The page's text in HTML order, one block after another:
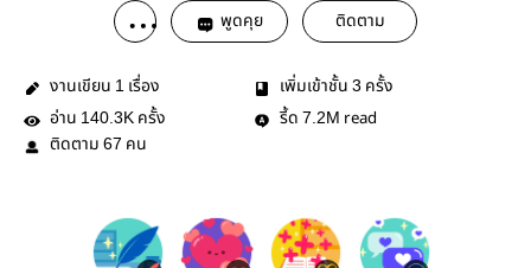
พูดคุย ติดตาม
งานเขียน 1 เรื่อง เพิ่มเข้าชั้น 3 ครั้ง
อ่าน 140.3K ครั้ง รี้ด 7.2M read
ติดตาม 67 คน